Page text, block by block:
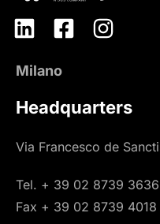
Milano
Headquarters
Via Francesco de
Tel. + 39 02 8739 3636
Fax + 39 02 8739 4018